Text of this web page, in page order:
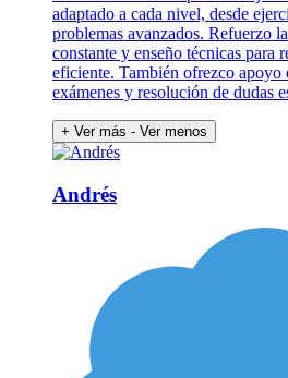
adaptado a cada nivel, desde
problemas avanzados. Refuerzo
constante y enseño técnicas para
eficiente. También ofrezco apoyo
exámenes y resolución de dudas
+ Ver más - Ver menos
Andrés